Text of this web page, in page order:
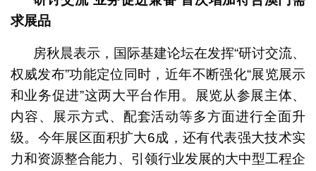
求展品
房秋晨表示，国际基建论坛在发挥“研讨交流、
权威发布”功能定位同时，近年不断强化“展览展示
和业务促进”这两大平台作用。展览从参展主体、
内容、展示方式、配套活动等多方面进行全面升
级。今年展区面积扩大6成，还有代表强大技术实
力和资源整合能力、引领行业发展的大中型工程企